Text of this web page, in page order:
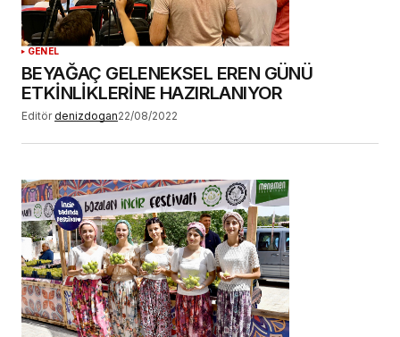
GENEL
BEYAĞAÇ GELENEKSEL EREN GÜNÜ
ETKİNLİKLERİNE HAZIRLANIYOR
Editör denizdogan22/08/2022